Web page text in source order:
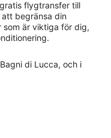
flygtransfer till
begränsa din
som är viktiga för dig,
di Lucca, och i